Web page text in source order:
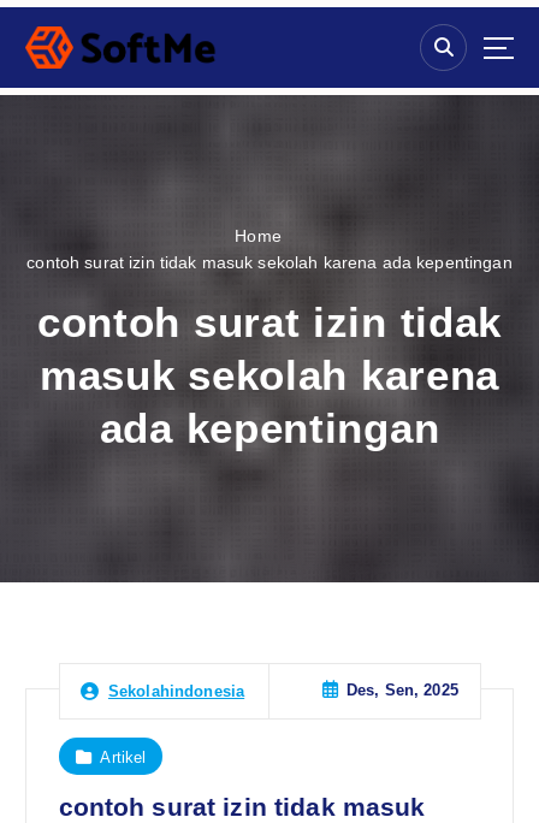
S
p
Home
contoh surat izin tidak masuk sekolah karena ada kepentingan
contoh surat izin tidak
masuk sekolah karena
ada kepentingan
Sekolahindonesia Des, Sen, 2025
Artikel
contoh surat izin tidak masuk